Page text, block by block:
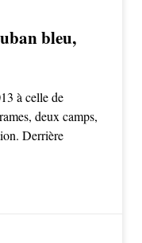
bleu,
à celle de
deux camps,
Derrière